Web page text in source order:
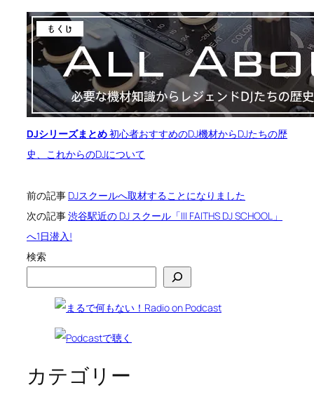
関
連
ま
と
め
ペ
ー
ジ
DJシリーズまとめ初心者おすすめのDJ機材からDJたちの歴
史、これからのDJについて
前の記事 DJスクールへ取材することになりました
次の記事渋谷駅近の DJ スクール「III FAITHS DJ SCHOOL」
へ1日潜入!
検索
カテゴリー